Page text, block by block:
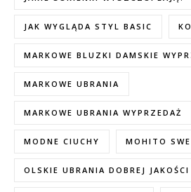
JAK WYGLĄDA STYL BASIC
MARKOWE BLUZKI DAMSKIE
MARKOWE UBRANIA
MARKOWE UBRANIA WYPRZEDAŻ
MODNE CIUCHY MOHITO
OLSKIE UBRANIA DOBREJ JAKOŚCI